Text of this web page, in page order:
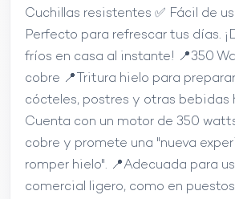
Cuchillas resistentes ✅ Fácil de
Perfecto para refrescar tus días.
fríos en casa al instante! 📍350
cobre 📍Tritura hielo para
cócteles, postres y otras bebidas
Cuenta con un motor de 350
cobre y promete una "nueva
romper hielo". 📍Adecuada para
comercial ligero, como en